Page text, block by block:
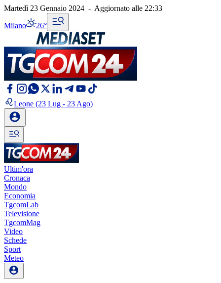
Martedì 23 Gennaio 2024 - Aggiornato alle 22:33
Milano 26°
Leone (23 Lug - 23 Ago)
Ultim'ora
Cronaca
Mondo
Economia
TgcomLab
Televisione
TgcomMag
Video
Schede
Sport
Meteo